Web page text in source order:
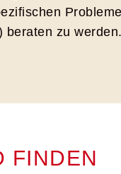
beraten zu werden.
FINDEN